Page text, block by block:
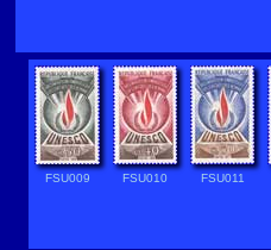
FSU009 FSU010 FSU011